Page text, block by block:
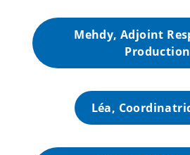
Mehdy, Adjoint
Production
Léa,